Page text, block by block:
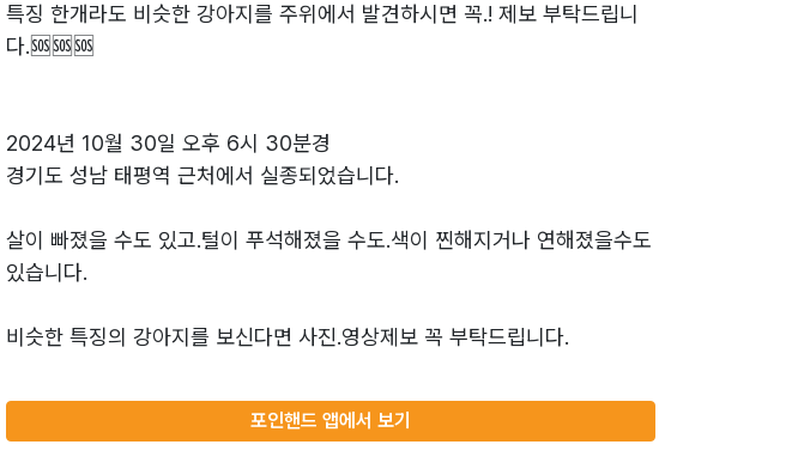
특징 한개라도 비슷한 강아지를 주위에서 발견하시면 꼭.! 제보 부탁드립니
다.🆘️🆘️🆘️
2024년 10월 30일 오후 6시 30분경
경기도 성남 태평역 근처에서 실종되었습니다.
살이 빠졌을 수도 있고.털이 푸석해졌을 수도.색이 찐해지거나 연해졌을수도
있습니다.
비슷한 특징의 강아지를 보신다면 사진.영상제보 꼭 부탁드립니다.
포인핸드 앱에서 보기